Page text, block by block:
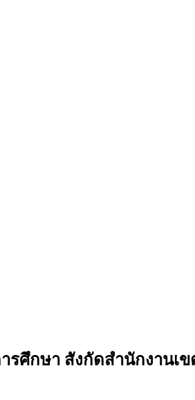
รศึกษา สังกัดสำนักงาน